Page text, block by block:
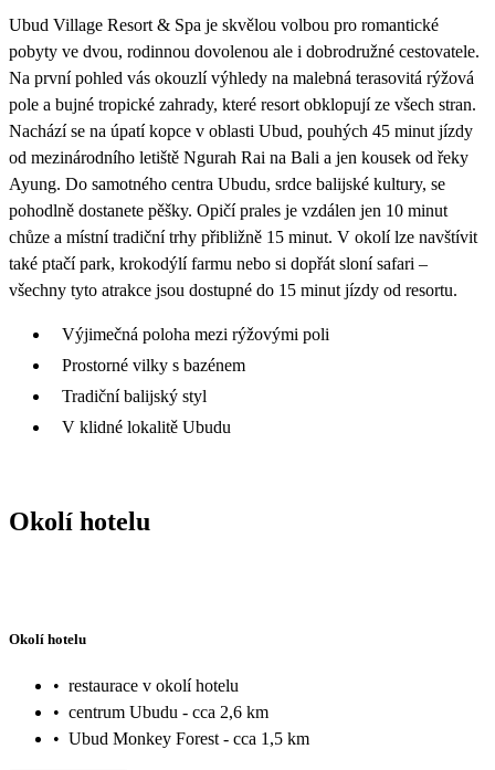
61 589
Ubud Village Resort & Spa je skvělou volbou pro romantické
pobyty ve dvou, rodinnou dovolenou ale i dobrodružné cestovatele.
Na první pohled vás okouzlí výhledy na malebná terasovitá rýžová
pole a bujné tropické zahrady, které resort obklopují ze všech stran.
Nachází se na úpatí kopce v oblasti Ubud, pouhých 45 minut jízdy
od mezinárodního letiště Ngurah Rai na Bali a jen kousek od řeky
Ayung. Do samotného centra Ubudu, srdce balijské kultury, se
pohodlně dostanete pěšky. Opičí prales je vzdálen jen 10 minut
chůze a místní tradiční trhy přibližně 15 minut. V okolí lze navštívit
také ptačí park, krokodýlí farmu nebo si dopřát sloní safari –
všechny tyto atrakce jsou dostupné do 15 minut jízdy od resortu.
Výjimečná poloha mezi rýžovými poli
Prostorné vilky s bazénem
Tradiční balijský styl
V klidné lokalitě Ubudu
Okolí hotelu
Okolí hotelu
• restaurace v okolí hotelu
• centrum Ubudu - cca 2,6 km
• Ubud Monkey Forest - cca 1,5 km